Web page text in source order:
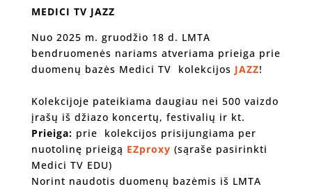
MEDICI TV JAZZ
Nuo 2025 m. gruodžio 18 d. LMTA
bendruomenės nariams atveriama prieiga prie
duomenų bazės Medici TV kolekcijos JAZZ!
Kolekcijoje pateikiama daugiau nei 500 vaizdo
įrašų iš džiazo koncertų, festivalių ir kt.
Prieiga: prie kolekcijos prisijungiama per
nuotolinę prieigą EZproxy (sąraše pasirinkti
Medici TV EDU)
Norint naudotis duomenų bazėmis iš LMTA